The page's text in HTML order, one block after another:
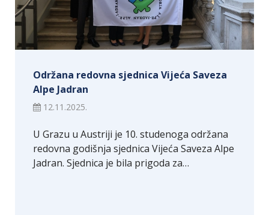
Održana redovna sjednica Vijeća Saveza
Alpe Jadran
12.11.2025.
U Grazu u Austriji je 10. studenoga održana
redovna godišnja sjednica Vijeća Saveza Alpe
Jadran. Sjednica je bila prigoda za…